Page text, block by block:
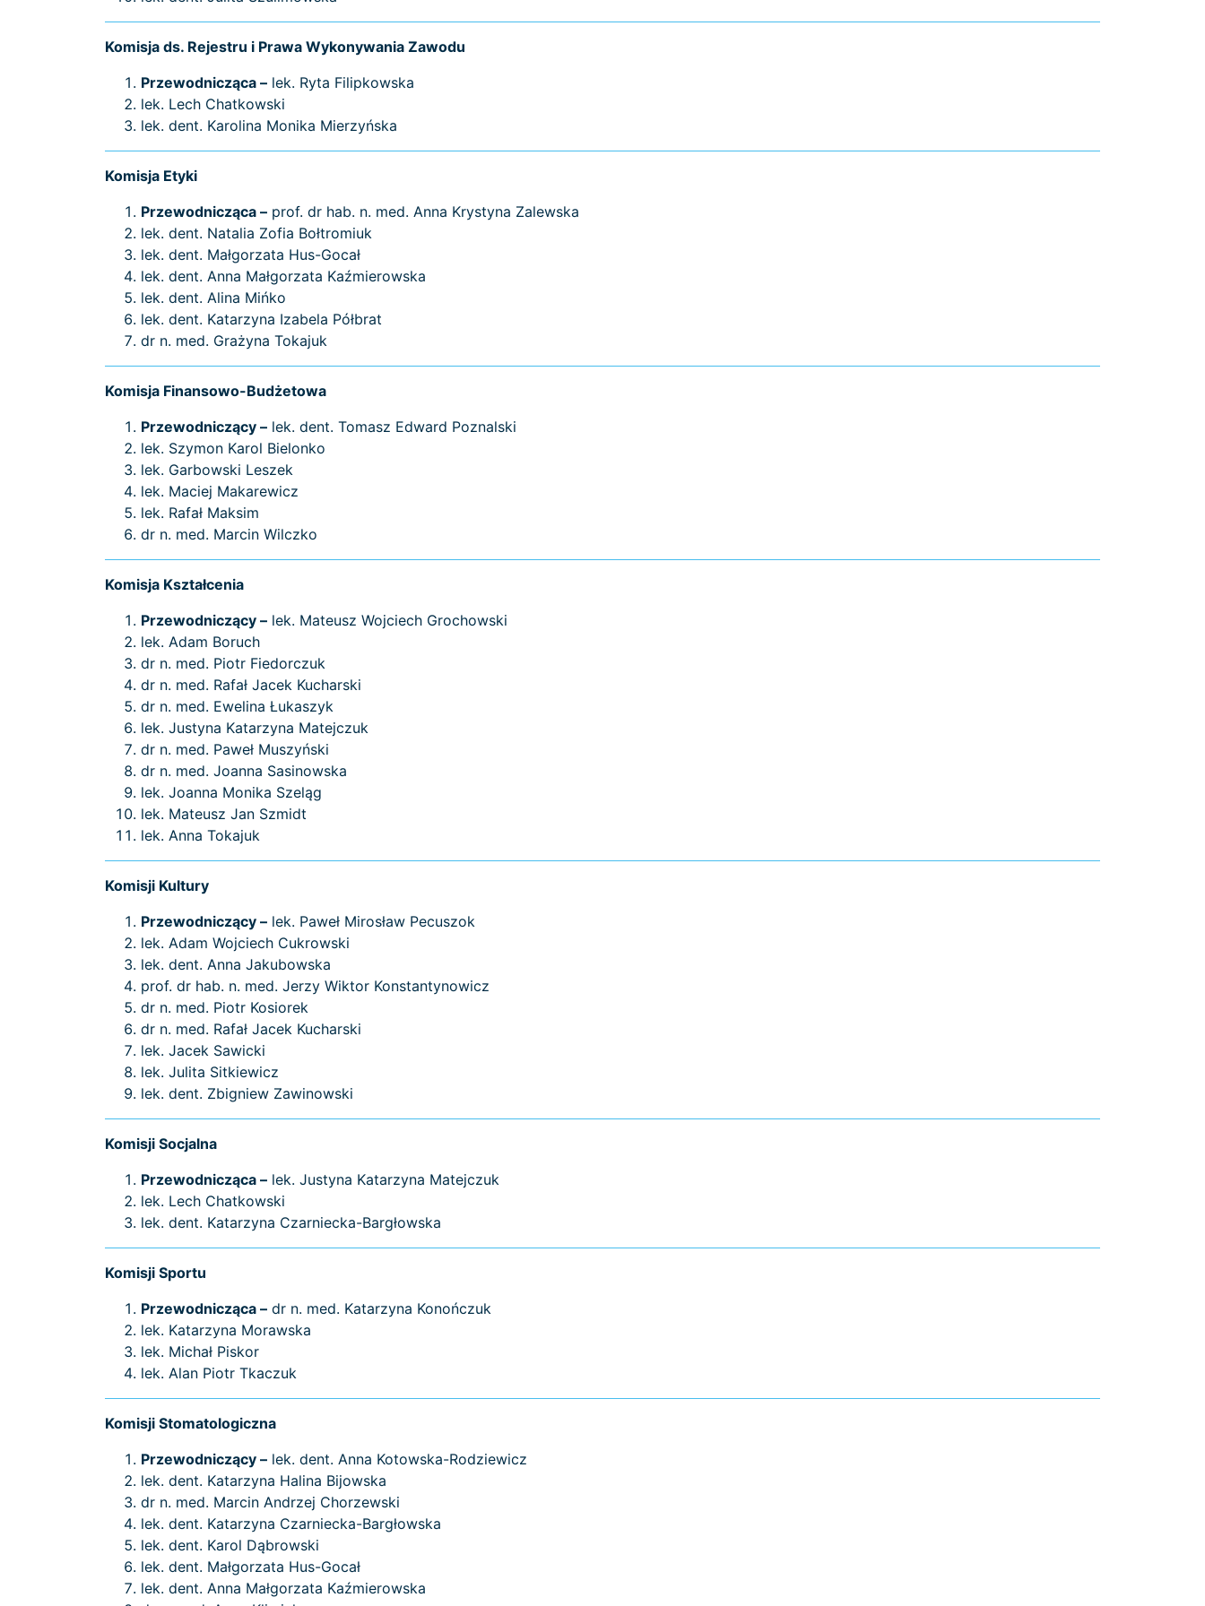
Komisja ds. Rejestru i Prawa Wykonywania Zawodu
Przewodnicząca – lek. Ryta Filipkowska
lek. Lech Chatkowski
lek. dent. Karolina Monika Mierzyńska
Komisja Etyki
Przewodnicząca – prof. dr hab. n. med. Anna Krystyna Zalewska
lek. dent. Natalia Zofia Bołtromiuk
lek. dent. Małgorzata Hus-Gocał
lek. dent. Anna Małgorzata Kaźmierowska
lek. dent. Alina Mińko
lek. dent. Katarzyna Izabela Półbrat
dr n. med. Grażyna Tokajuk
Komisja Finansowo-Budżetowa
Przewodniczący – lek. dent. Tomasz Edward Poznalski
lek. Szymon Karol Bielonko
lek. Garbowski Leszek
lek. Maciej Makarewicz
lek. Rafał Maksim
dr n. med. Marcin Wilczko
Komisja Kształcenia
Przewodniczący – lek. Mateusz Wojciech Grochowski
lek. Adam Boruch
dr n. med. Piotr Fiedorczuk
dr n. med. Rafał Jacek Kucharski
dr n. med. Ewelina Łukaszyk
lek. Justyna Katarzyna Matejczuk
dr n. med. Paweł Muszyński
dr n. med. Joanna Sasinowska
lek. Joanna Monika Szeląg
lek. Mateusz Jan Szmidt
lek. Anna Tokajuk
Komisji Kultury
Przewodniczący – lek. Paweł Mirosław Pecuszok
lek. Adam Wojciech Cukrowski
lek. dent. Anna Jakubowska
prof. dr hab. n. med. Jerzy Wiktor Konstantynowicz
dr n. med. Piotr Kosiorek
dr n. med. Rafał Jacek Kucharski
lek. Jacek Sawicki
lek. Julita Sitkiewicz
lek. dent. Zbigniew Zawinowski
Komisji Socjalna
Przewodnicząca – lek. Justyna Katarzyna Matejczuk
lek. Lech Chatkowski
lek. dent. Katarzyna Czarniecka-Bargłowska
Komisji Sportu
Przewodnicząca – dr n. med. Katarzyna Konończuk
lek. Katarzyna Morawska
lek. Michał Piskor
lek. Alan Piotr Tkaczuk
Komisji Stomatologiczna
Przewodniczący – lek. dent. Anna Kotowska-Rodziewicz
lek. dent. Katarzyna Halina Bijowska
dr n. med. Marcin Andrzej Chorzewski
lek. dent. Katarzyna Czarniecka-Bargłowska
lek. dent. Karol Dąbrowski
lek. dent. Małgorzata Hus-Gocał
lek. dent. Anna Małgorzata Kaźmierowska